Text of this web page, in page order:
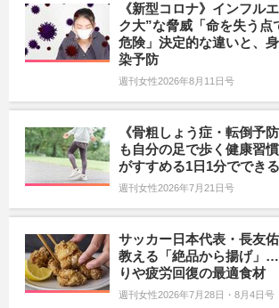
《新型コロナ》インフル
ク大”な脅威「命を失う点
危険」決定的な違いと、
染予防
週刊女性2026年8月11日号
《骨粗しょう症・転倒予
も自分の足で歩く健康習
がすすめる1日1分ででき
週刊女性2026年7月21日号
サッカー日本代表・長友
教える「絶品から揚げ」
りや疲労回復の最適食材
週刊女性2026年7月28日・8月4日号